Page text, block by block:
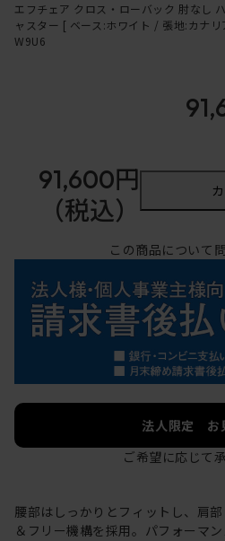
エフチェア クロス・ローバック 肘なし
ャスター [ ベース:ホワイト / 張地:カナ
W9U6
91,600円
（税込）
この商品について
法人限定 お
ご希望に応じて
腰部はしっかりとフィットし、肩
＆フリー機構を採用。パフォーマ